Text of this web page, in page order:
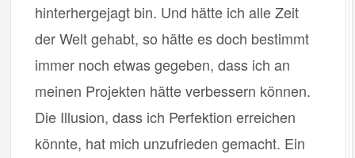
hinterhergejagt bin. Und hätte ich alle Zeit
der Welt gehabt, so hätte es doch bestimmt
immer noch etwas gegeben, dass ich an
meinen Projekten hätte verbessern können.
Die Illusion, dass ich Perfektion erreichen
könnte, hat mich unzufrieden gemacht. Ein